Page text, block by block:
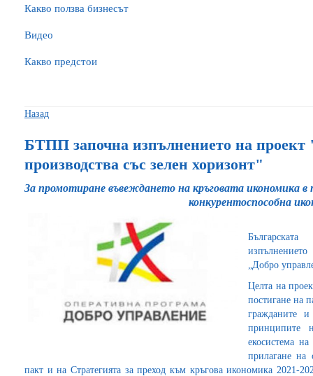
Какво ползва бизнесът
Видео
Какво предстои
Назад
БТПП започна изпълнението на
производства със зелен хоризонт"
За промотиране въвеждането на кръговата икономика в
конкурентоспособна
„Добро
Целта на
постигане на
гражданите
принципите
екосистема
прилагане на
пакт и на Стратегията за преход към кръгова икономика 2021-